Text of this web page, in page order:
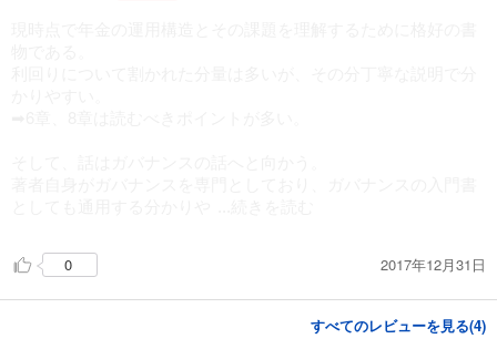
0 2017年12月31日
すべてのレビューを見る(4)